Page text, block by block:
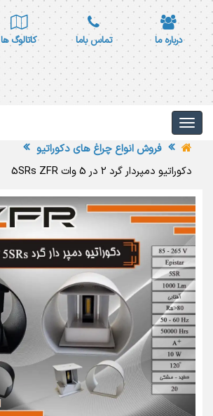
درباره ما تماس باما کاتالوگ ها
فروش انواع چراغ های دکوراتیو
دکوراتیو دمپردار گرد 2 در 5 وات 5SRs ZFR